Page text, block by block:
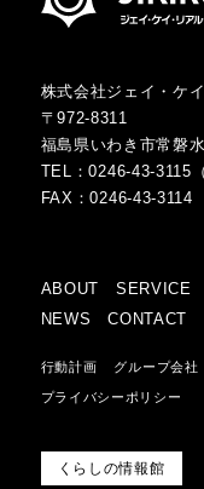
株式会社ジェイ・ケ
〒972-8311
福島県いわき市常磐
TEL：0246-43-3115
FAX：0246-43-3114
ABOUT SERVICE
NEWS
CONTACT
行動計画 グループ会社
プライバシーポリシー
くらしの情報館